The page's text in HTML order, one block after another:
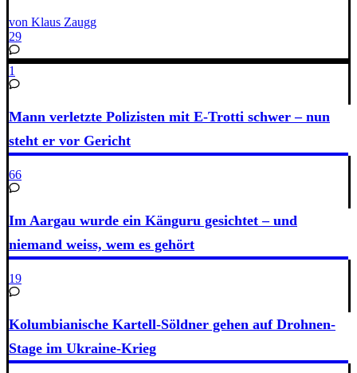
von Klaus Zaugg
29
1
Mann verletzte Polizisten mit E-Trotti schwer – nun
steht er vor Gericht
66
Im Aargau wurde ein Känguru gesichtet – und
niemand weiss, wem es gehört
19
Kolumbianische Kartell-Söldner gehen auf Drohnen-
Stage im Ukraine-Krieg